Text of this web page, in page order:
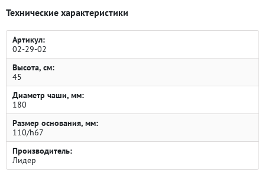
Технические характеристики
Артикул:
02-29-02
Высота, см:
45
Диаметр чаши, мм:
180
Размер основания, мм:
110/h67
Производитель:
Лидер